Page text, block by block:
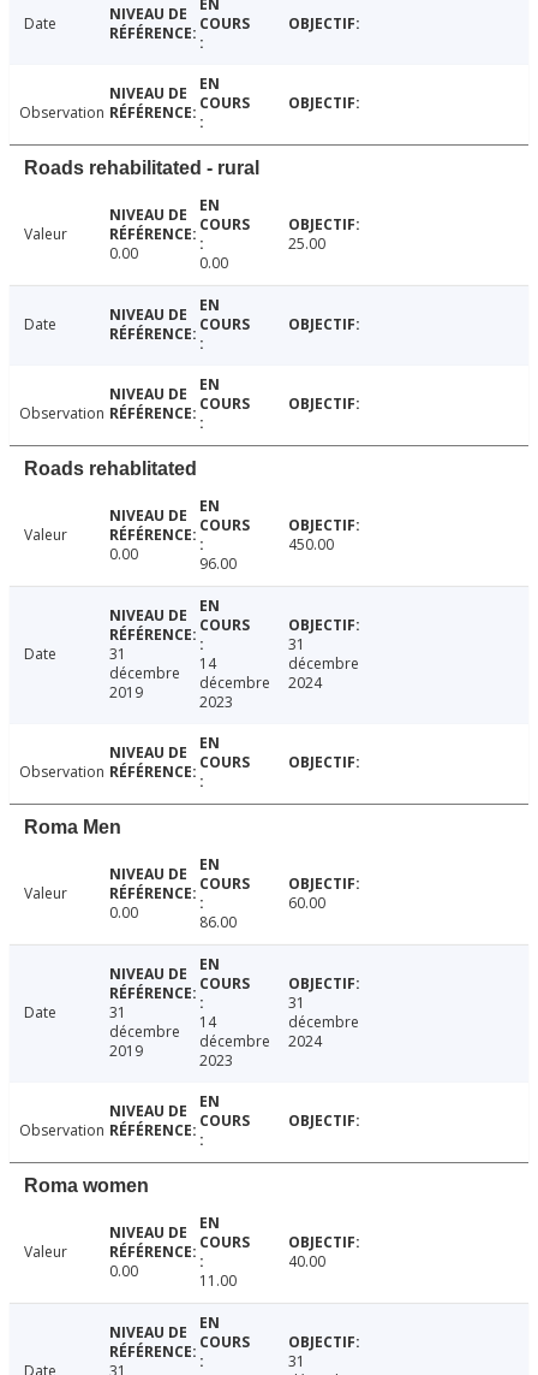
Date
Observation
Roads rehabilitated - rural
Valeur
0.00
0.00
25.00
Date
Observation
Roads rehablitated
Valeur
0.00
96.00
450.00
Date
31
décembre
2019
14
décembre
2023
31
décembre
2024
Observation
Roma Men
Valeur
0.00
86.00
60.00
Date
31
décembre
2019
14
décembre
2023
31
décembre
2024
Observation
Roma women
Valeur
0.00
11.00
40.00
31